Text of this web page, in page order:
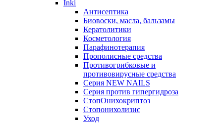
Inki
Антисептика
Биовоски, масла, бальзамы
Кератолитики
Косметология
Парафинотерапия
Прополисные средства
Противогрибковые и
противовирусные средства
Серия NEW NAILS
Серия против гипергидроза
СтопОнихокриптоз
Стопонихолизис
Уход